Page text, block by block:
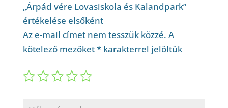
„Árpád vére Lovasiskola és Kalandpark”
értékelése elsőként
Az e-mail címet nem tesszük közzé. A
kötelező mezőket*karakterrel jelöltük